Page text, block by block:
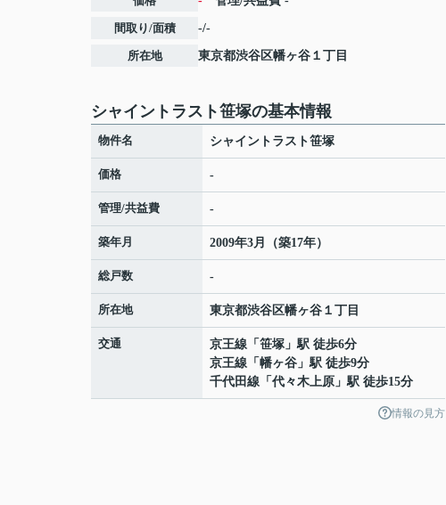
間取り/面積 -/-
所在地 東京都渋谷区幡ヶ谷 １丁目
シャイントラスト笹塚の基本情報
物件名 シャイントラスト笹塚
価格 -
管理/共益費 -
築年月 2009年3月（築17年）
総戸数 -
所在地 東京都渋谷区幡ヶ谷 １丁目
交通 京王線 「 笹塚 」駅 徒歩6分
京王線 「 幡ヶ谷 」駅 徒歩9分
千代田線 「 代々木上原 」駅 徒歩15分
情報の見方